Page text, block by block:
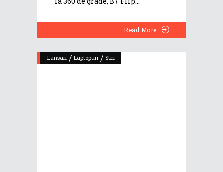
Read More
Lansari / Laptopuri / Stiri